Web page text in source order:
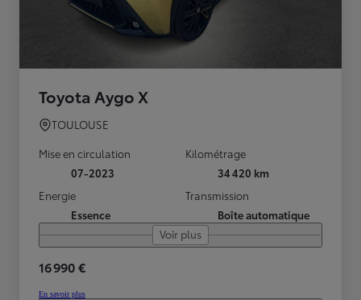
Toyota Aygo X
TOULOUSE
Mise en circulation
07-2023
Kilométrage
34 420 km
Energie
Essence
Transmission
Boîte automatique
Voir plus
16 990 €
En savoir plus